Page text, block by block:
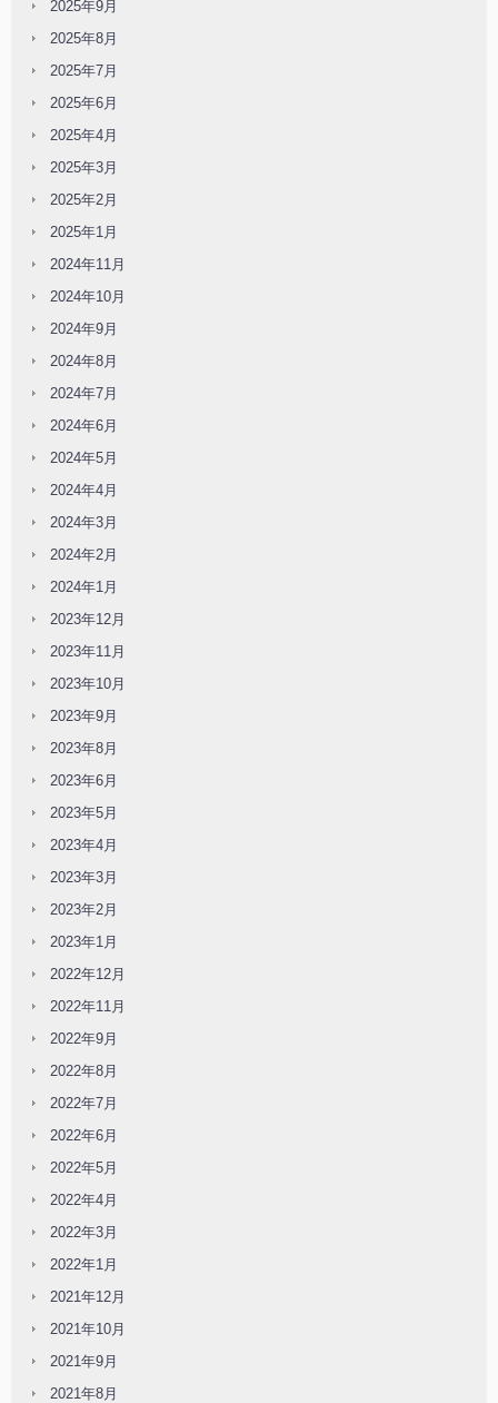
2025年9月
2025年8月
2025年7月
2025年6月
2025年4月
2025年3月
2025年2月
2025年1月
2024年11月
2024年10月
2024年9月
2024年8月
2024年7月
2024年6月
2024年5月
2024年4月
2024年3月
2024年2月
2024年1月
2023年12月
2023年11月
2023年10月
2023年9月
2023年8月
2023年6月
2023年5月
2023年4月
2023年3月
2023年2月
2023年1月
2022年12月
2022年11月
2022年9月
2022年8月
2022年7月
2022年6月
2022年5月
2022年4月
2022年3月
2022年1月
2021年12月
2021年10月
2021年9月
2021年8月